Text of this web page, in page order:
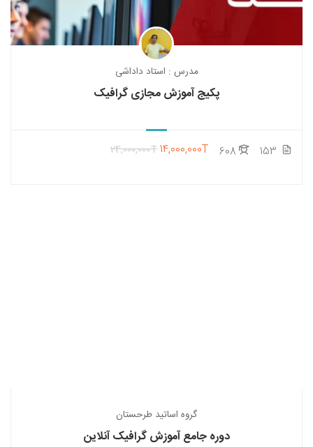
مدرس : استاد داداشی
پکیج آموزش مجازی گرافیک
153
608
24,000,000T14,000,000T
گروه اساتید طرحستان
دوره جامع آموزش گرافیک آنلاین